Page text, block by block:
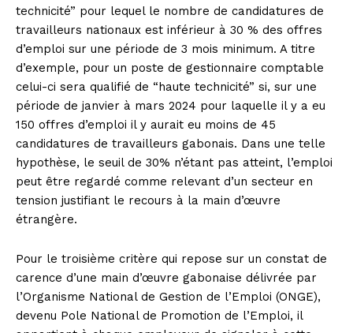
technicité” pour lequel le nombre de candidatures de
travailleurs nationaux est inférieur à 30 % des offres
d’emploi sur une période de 3 mois minimum. A titre
d’exemple, pour un poste de gestionnaire comptable
celui-ci sera qualifié de “haute technicité” si, sur une
période de janvier à mars 2024 pour laquelle il y a eu
150 offres d’emploi il y aurait eu moins de 45
candidatures de travailleurs gabonais. Dans une telle
hypothèse, le seuil de 30% n’étant pas atteint, l’emploi
peut être regardé comme relevant d’un secteur en
tension justifiant le recours à la main d’œuvre
étrangère.
Pour le troisième critère qui repose sur un constat de
carence d’une main d’œuvre gabonaise délivrée par
l’Organisme National de Gestion de l’Emploi (ONGE),
devenu Pole National de Promotion de l’Emploi, il